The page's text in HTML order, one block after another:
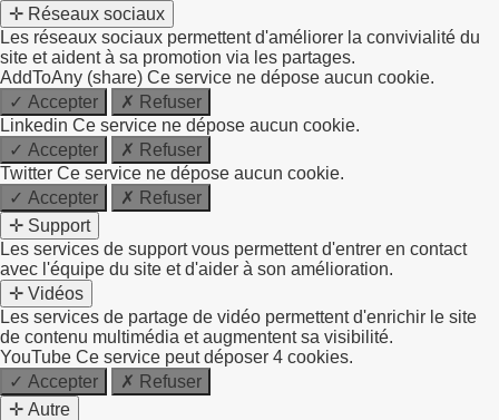
✛ Réseaux sociaux
Les réseaux sociaux permettent d'améliorer la convivialité du
site et aident à sa promotion via les partages.
AddToAny (share) Ce service ne dépose aucun cookie.
✓ Accepter
✗ Refuser
Linkedin Ce service ne dépose aucun cookie.
✓ Accepter
✗ Refuser
Twitter Ce service ne dépose aucun cookie.
✓ Accepter
✗ Refuser
✛ Support
Les services de support vous permettent d'entrer en contact
avec l'équipe du site et d'aider à son amélioration.
✛ Vidéos
Les services de partage de vidéo permettent d'enrichir le site
de contenu multimédia et augmentent sa visibilité.
YouTube Ce service peut déposer 4 cookies.
✓ Accepter
✗ Refuser
✛ Autre